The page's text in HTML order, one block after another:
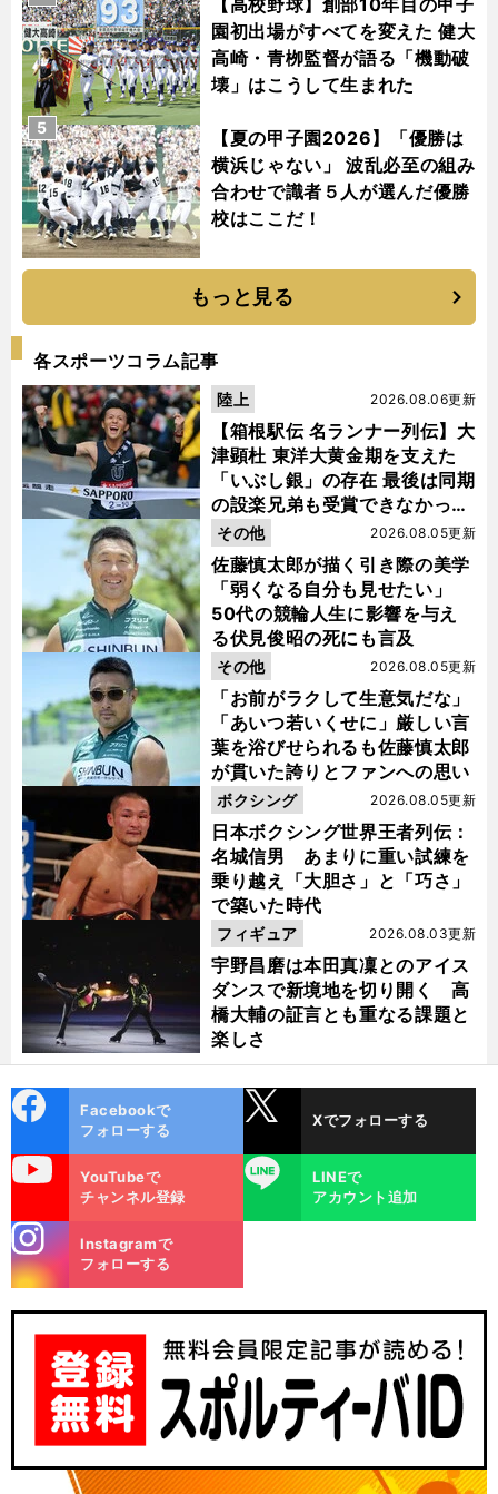
【高校野球】創部10年目の甲子
園初出場がすべてを変えた 健大
高崎・青栁監督が語る「機動破
壊」はこうして生まれた
【夏の甲子園2026】「優勝は
横浜じゃない」 波乱必至の組み
合わせで識者５人が選んだ優勝
校はここだ！
5
もっと見る
各スポーツコラム記事
【箱根駅伝 名ランナー列伝】大
津顕杜 東洋大黄金期を支えた
「いぶし銀」の存在 最後は同期
の設楽兄弟も受賞できなかった
金栗杯に輝く
2026.08.06更新
陸上
佐藤慎太郎が描く引き際の美学
「弱くなる自分も見せたい」
50代の競輪人生に影響を与え
る伏見俊昭の死にも言及
2026.08.05更新
その他
「お前がラクして生意気だな」
「あいつ若いくせに」厳しい言
葉を浴びせられるも佐藤慎太郎
が貫いた誇りとファンへの思い
2026.08.05更新
その他
日本ボクシング世界王者列伝：
名城信男 あまりに重い試練を
乗り越え「大胆さ」と「巧さ」
で築いた時代
2026.08.05更新
ボクシング
宇野昌磨は本田真凜とのアイス
ダンスで新境地を切り開く 高
橋大輔の証言とも重なる課題と
楽しさ
2026.08.03更新
フィギュア
ok
Facebookで
フォローする
Xでフォローする
YouTubeで
チャンネル登録
LINE
LINEで
アカウント追加
m
Instagramで
フォローする